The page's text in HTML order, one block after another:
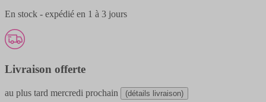
En stock - expédié en 1 à 3 jours
Livraison offerte
au plus tard mercredi prochain (détails livraison)